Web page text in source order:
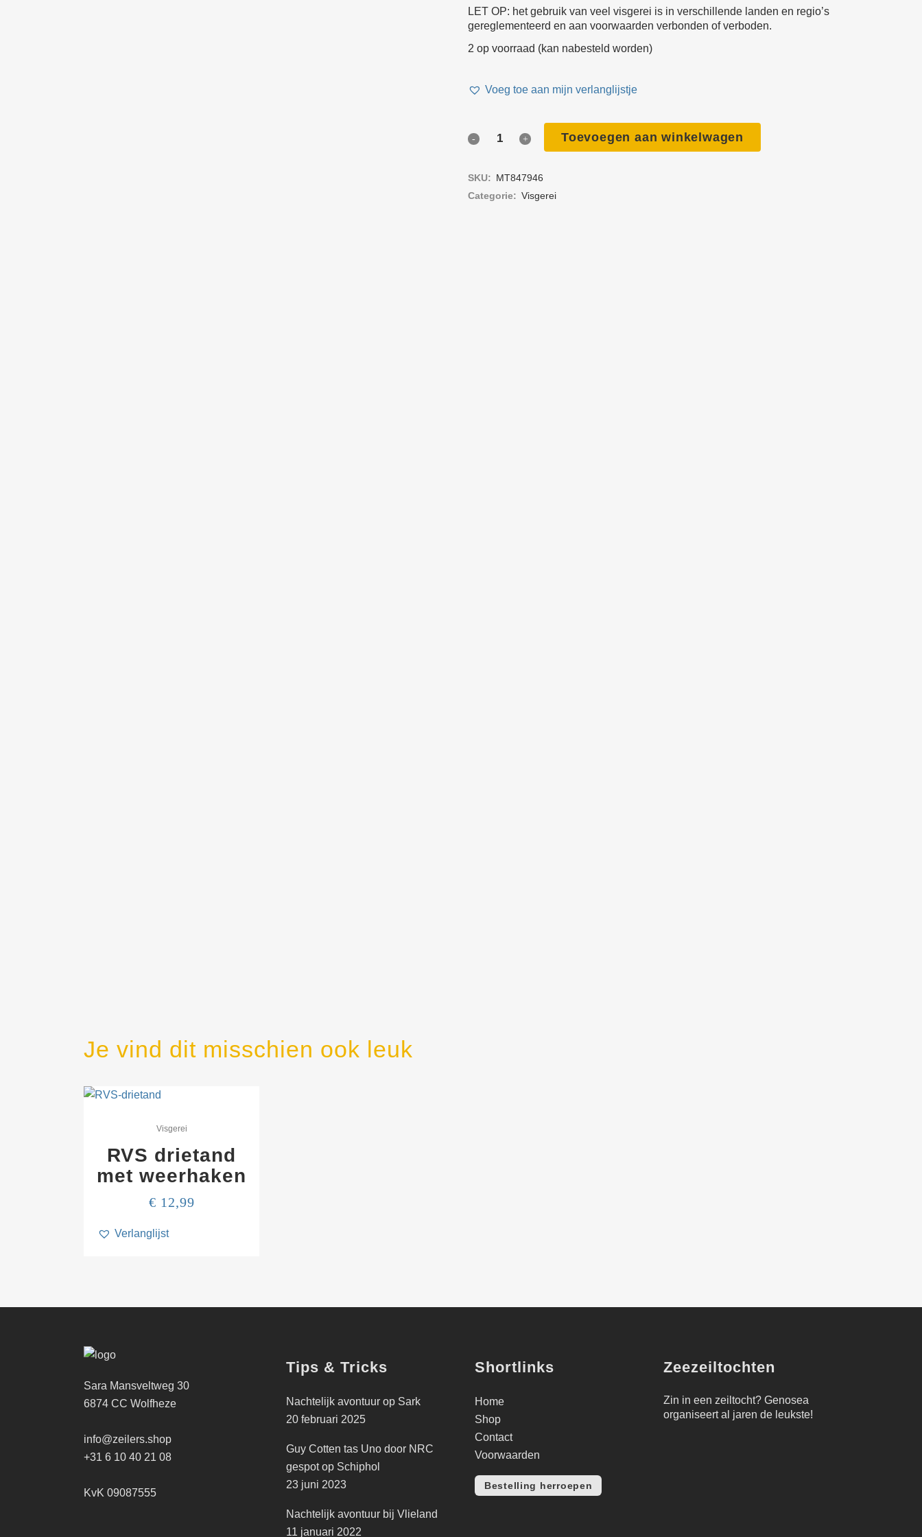
Electronica
Open boten
Communicatie
LET OP: het gebruik van veel visgerei is in verschillende landen en regio’s
gereglementeerd en aan voorwaarden verbonden of verboden.
2 op voorraad (kan nabesteld worden)
Voeg toe aan mijn verlanglijstje
RVS Toevoegen aan winkelwagen
SKU: MT847946
Categorie: Visgerei
Je vind dit misschien ook leuk
Visgerei
RVS drietand
met weerhaken
€ 12,99
Verlanglijst
Sara Mansveltweg 30
6874 CC Wolfheze
info@zeilers.shop
+31 6 10 40 21 08
KvK 09087555
Tips & Tricks
Nachtelijk avontuur op Sark
20 februari 2025
Guy Cotten tas Uno door NRC
gespot op Schiphol
23 juni 2023
Nachtelijk avontuur bij Vlieland
11 januari 2022
Shortlinks
Home
Shop
Contact
Voorwaarden
Bestelling herroepen
Zeezeiltochten
Zin in een zeiltocht? Genosea
organiseert al jaren de leukste!